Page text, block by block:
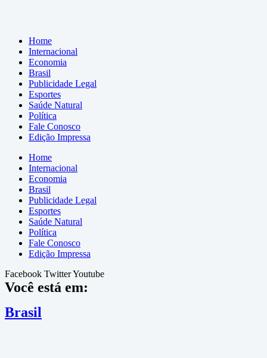
Home
Internacional
Economia
Brasil
Publicidade Legal
Esportes
Saúde Natural
Política
Fale Conosco
Edição Impressa
Home
Internacional
Economia
Brasil
Publicidade Legal
Esportes
Saúde Natural
Política
Fale Conosco
Edição Impressa
Facebook TwitterYoutube
Você está em:
Brasil